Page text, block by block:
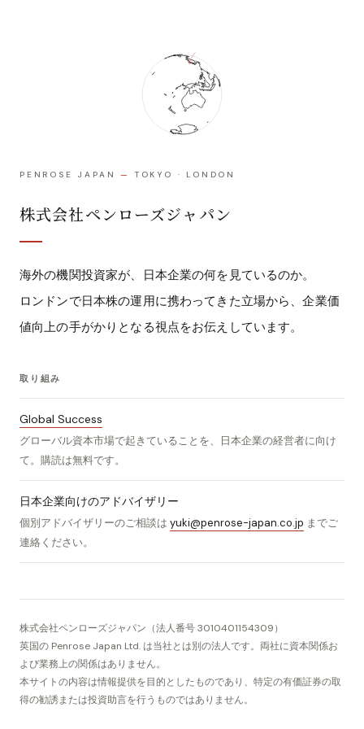
PENROSE JAPAN— TOKYO · LONDON
株式会社ペンローズジャパン
海外の機関投資家が、日本企業の何を見ているのか。
ロンドンで日本株の運用に携わってきた立場から、企業価
値向上の手がかりとなる視点をお伝えしています。
取り組み
Global Success
グローバル資本市場で起きていることを、日本企業の経営者に向け
て。購読は無料です。
日本企業向けのアドバイザリー
個別アドバイザリーのご相談は yuki@penrose-japan.co.jp までご
連絡ください。
株式会社ペンローズジャパン（法人番号 3010401154309）
英国の Penrose Japan Ltd. は当社とは別の法人です。両社に資本関係お
よび業務上の関係はありません。
本サイトの内容は情報提供を目的としたものであり、特定の有価証券の取
得の勧誘または投資助言を行うものではありません。